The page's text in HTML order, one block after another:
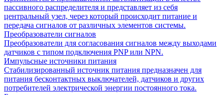
пассивного распределителя и представляет из себя
центральный узел, через который происходит питание и
передача сигналов от различных элементов системы.
Преобразователи сигналов
Преобразователи для согласования сигналов между выходами
датчиков с типом подключения PNP или NPN.
Импульсные источники питания
Стабилизированный источник питания предназначен для
питания бесконтактных выключателей, датчиков и других
потребителей электрической энергии постоянного тока.